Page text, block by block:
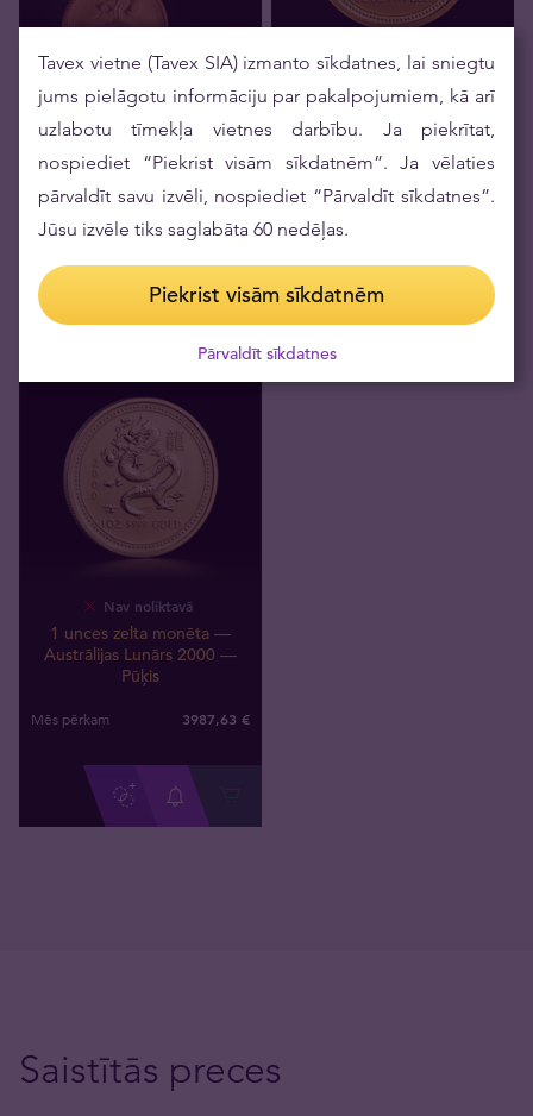
Pieejams pasūtījumam
1 unces zelta monēta —
Austrālijas Lunārs 2005 —
Pārdodam 4358,06 €
Nav noliktavā
1/2 unces zelta monēta —
Austrālijas Lunārs 2005 —
Nav noliktavā
1 unces zelta monēta —
Austrālijas Lunārs 2000 —
Pūķis
Mēs pērkam 3987,63 €
Saistītās preces
Tavex vietne (Tavex SIA) izmanto sīkdatnes, lai sniegtu
jums pielāgotu informāciju par pakalpojumiem, kā arī
uzlabotu tīmekļa vietnes darbību. Ja piekrītat,
nospiediet “Piekrist visām sīkdatnēm”. Ja vēlaties
pārvaldīt savu izvēli, nospiediet “Pārvaldīt sīkdatnes”.
Jūsu izvēle tiks saglabāta 60 nedēļas.
Piekrist visām sīkdatnēm
Pārvaldīt sīkdatnes